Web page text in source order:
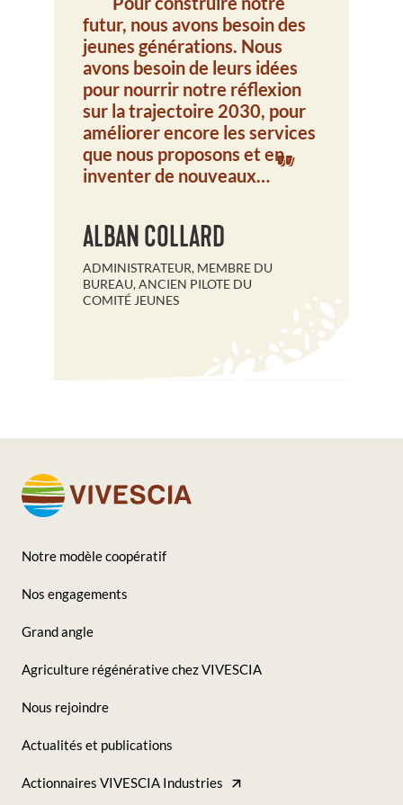
futur, nous avons besoin des
jeunes générations. Nous
avons besoin de leurs idées
pour nourrir notre réflexion
sur la trajectoire 2030, pour
améliorer encore les services
que nous proposons et en
inventer de nouveaux… "
ALBAN COLLARD
ADMINISTRATEUR, MEMBRE DU
BUREAU, ANCIEN PILOTE DU
COMITÉ JEUNES
Seconde
colonne
Notre modèle coopératif
Nos engagements
Grand angle
Agriculture régénérative chez VIVESCIA
Nous rejoindre
Actualités et publications
Actionnaires VIVESCIA Industries